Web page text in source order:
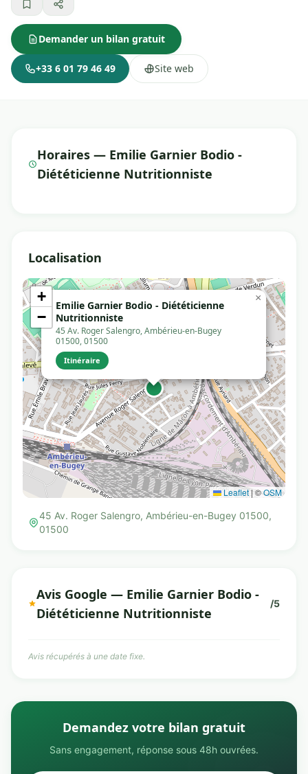
Demander un bilan gratuit
+33 6 01 79 46 49 Site web
Horaires — Emilie Garnier Bodio -
Diététicienne Nutritionniste
Localisation
Emilie Garnier Bodio - Diététicienne
Nutritionniste
45 Av. Roger Salengro, Ambérieu-en-Bugey
01500, 01500
Itinéraire
×
+
−
Leaflet|©OSM
45 Av. Roger Salengro, Ambérieu-en-Bugey 01500,
01500
Avis Google — Emilie Garnier Bodio -
Diététicienne Nutritionniste
/5
Avis récupérés à une date fixe.
Demandez votre bilan gratuit
Sans engagement, réponse sous 48h ouvrées.